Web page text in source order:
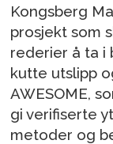
Kongsberg
prosjekt som
rederier å ta i
kutte utslipp
AWESOME,
gi verifiserte
metoder og